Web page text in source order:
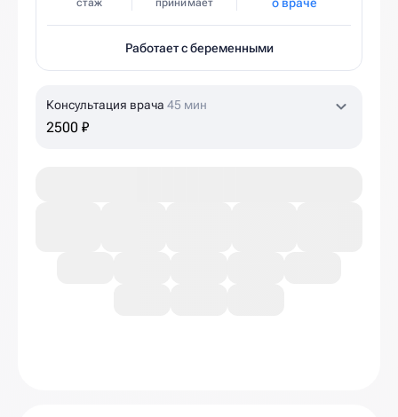
Работает с беременными
Консультация врача 45 мин
2500 ₽